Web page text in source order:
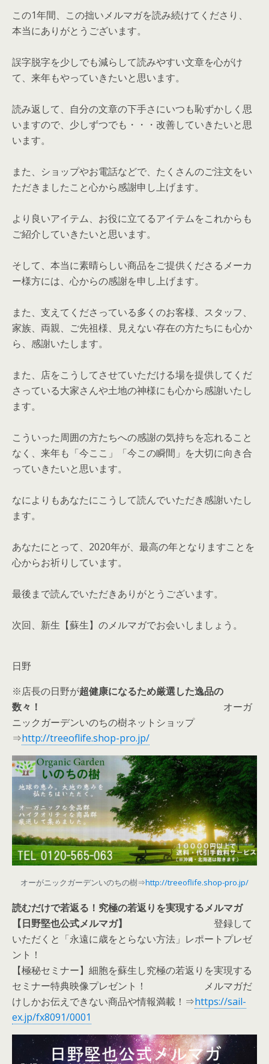
この1年間、この拙いメルマガを読み続けてくださり、
本当にありがとうございます。
誤字脱字を少しでも減らして読みやすい文章を心がけ
て、来年もやっていきたいと思います。
読み返して、自分の文章の下手さにいつも恥ずかしく思
いますので、少しずつでも・・・改善していきたいと思
います。
また、ショップやお電話などで、たくさんのご注文をい
ただきましたこと心から感謝申し上げます。
より良いアイテム、お役に立てるアイテムをこれからも
ご紹介していきたいと思います。
そして、本当に素晴らしい商品をご提供くださるメーカ
ー様方には、心からの感謝を申し上げます。
また、支えてくださっている多くのお客様、スタッフ、
家族、両親、ご先祖様、見えない存在の方たちにも心か
ら、感謝いたします。
また、店をこうしてさせていただける場を提供してくだ
さっている大家さんや土地の神様にも心から感謝いたし
ます。
こういった周囲の方たちへの感謝の気持ちを忘れること
なく、来年も「今ここ」「今この瞬間」を大切に向き合
っていきたいと思います。
なによりもあなたにこうして読んでいただき感謝いたし
ます。
あなたにとって、2020年が、最高の年となりますことを
心からお祈りしています。
最後まで読んでいただきありがとうございます。
次回、新生【蘇生】のメルマガでお会いしましょう。
日野
※店長の日野が超健康になるため厳選した逸品の
数々！
オーガ
ニックガーデンいのちの樹ネットショップ
⇒http://treeoflife.shop-pro.jp/
オーがニックガーデンいのちの樹⇒http://treeoflife.shop-pro.jp/
読むだけで若返る！究極の若返りを実現するメルマガ
【日野堅也公式メルマガ】
登録して
いただくと 「永遠に歳をとらない方法」 レポートプレゼ
ント！
【極秘セミナー】細胞を蘇生し究極の若返りを実現する
セミナー特典映像プレゼント！ メルマガだ
けしかお伝えできない商品や情報満載！⇒https://sail-
ex.jp/fx8091/0001